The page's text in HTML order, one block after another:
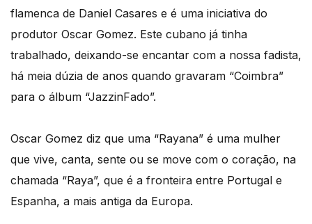
flamenca de Daniel Casares e é uma iniciativa do
produtor Oscar Gomez. Este cubano já tinha
trabalhado, deixando-se encantar com a nossa fadista,
há meia dúzia de anos quando gravaram “Coimbra”
para o álbum “JazzinFado”.
Oscar Gomez diz que uma “Rayana” é uma mulher
que vive, canta, sente ou se move com o coração, na
chamada “Raya”, que é a fronteira entre Portugal e
Espanha, a mais antiga da Europa.